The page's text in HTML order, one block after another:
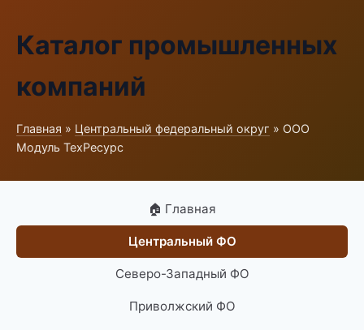
Каталог промышленных
компаний
Главная » Центральный федеральный округ » ООО
Модуль ТехРесурс
🏠 Главная
Центральный ФО
Северо-Западный ФО
Приволжский ФО